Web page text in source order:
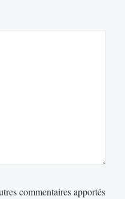
commentaires apportés